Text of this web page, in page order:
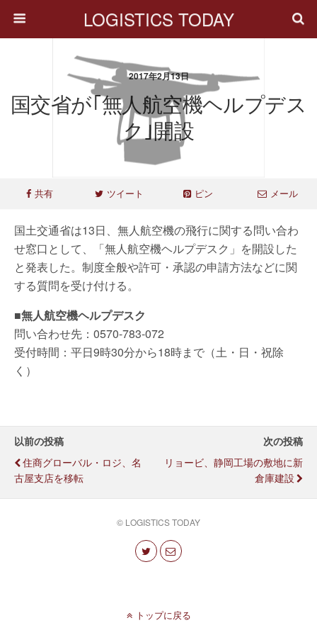
LOGISTICS TODAY
2017年2月13日
国交省が｢無人航空機ヘルプデス
ク｣開設
共有 ツイート ピン メール
国土交通省は13日、無人航空機の飛行に関する問い合わ
せ窓口として、「無人航空機ヘルプデスク」を開設した
と発表した。制度全般や許可・承認の申請方法などに関
する質問を受け付ける。
■無人航空機ヘルプデスク
問い合わせ先：0570-783-072
受付時間：平日9時30分から18時まで（土・日・祝除
く）
以前の投稿
住商グローバル・ロジ、名
古屋支店を移転
次の投稿
リョービ、静岡工場の敷地に新
倉庫建設
© LOGISTICS TODAY
トップに戻る